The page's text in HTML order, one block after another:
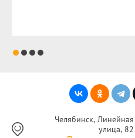
Челябинск, Линейная
улица, 82